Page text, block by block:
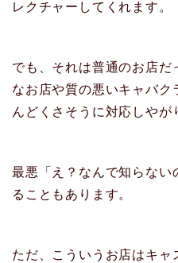
レクチャーしてくれます。
でも、それは普通のお店だ
なお店や質の悪いキャバク
んどくさそうに対応しやが
最悪「え？なんで知らない
ることもあります。
ただ、こういうお店はキャ